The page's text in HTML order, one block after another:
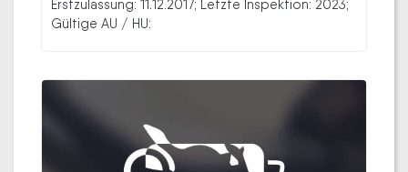
Erstzulassung: 11.12.2017; Letzte Inspektion: 2023;
Gültige AU / HU: